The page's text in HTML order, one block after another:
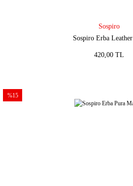
Sospiro
Sospiro Erba
420,00 TL
%15